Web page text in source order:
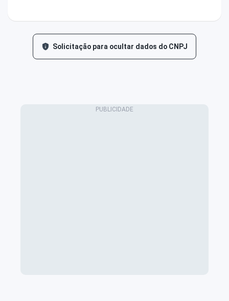
Solicitação para ocultar dados do CNPJ